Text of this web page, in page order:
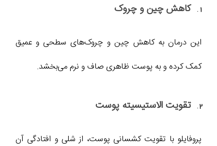
کاهش چین و چروک
این درمان به کاهش چین و چروک‌های سطحی و عمیق
کمک کرده و به پوست ظاهری صاف‌ و نرم‌ می‌بخشد.
تقویت الاستیسیته پوست
پروفایلو با تقویت کشسانی پوست، از شلی و افتادگی آن